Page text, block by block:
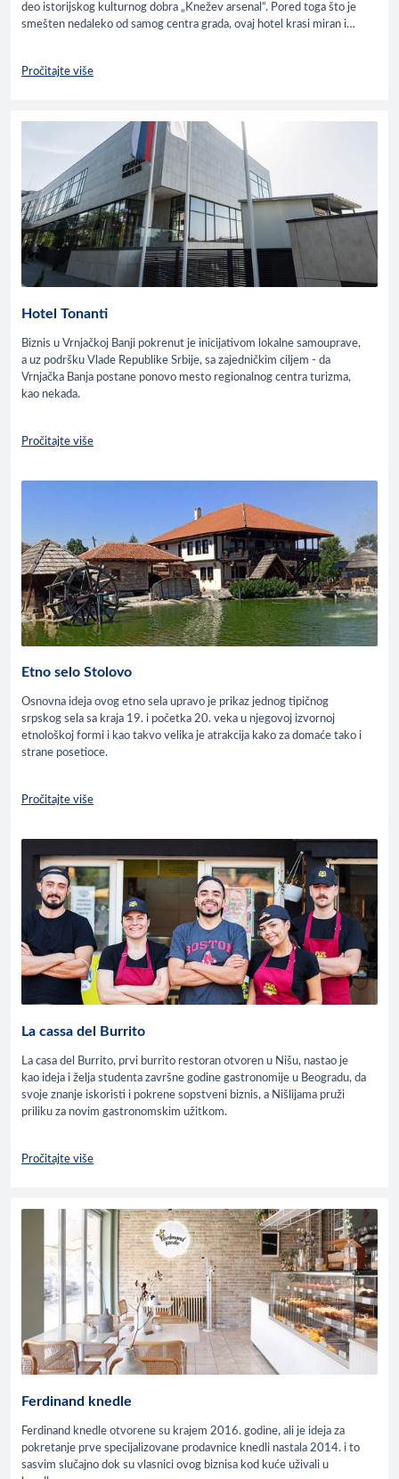
deo istorijskog kulturnog dobra „Knežev arsenal“. Pored toga što je
smešten nedaleko od samog centra grada, ovaj hotel krasi miran i
Pročitajte više
Hotel Tonanti
Biznis u Vrnjačkoj Banji pokrenut je inicijativom lokalne samouprave,
a uz podršku Vlade Republike Srbije, sa zajedničkim ciljem - da
Vrnjačka Banja postane ponovo mesto regionalnog centra turizma,
kao nekada.
Pročitajte više
Etno selo Stolovo
Osnovna ideja ovog etno sela upravo je prikaz jednog tipičnog
srpskog sela sa kraja 19. i početka 20. veka u njegovoj izvornoj
etnološkoj formi i kao takvo velika je atrakcija kako za domaće tako i
strane posetioce.
Pročitajte više
La cassa del Burrito
La casa del Burrito, prvi burrito restoran otvoren u Nišu, nastao je
kao ideja i želja studenta završne godine gastronomije u Beogradu, da
svoje znanje iskoristi i pokrene sopstveni biznis, a Nišlijama pruži
priliku za novim gastronomskim užitkom.
Pročitajte više
Ferdinand knedle
Ferdinand knedle otvorene su krajem 2016. godine, ali je ideja za
pokretanje prve specijalizovane prodavnice knedli nastala 2014. i to
sasvim slučajno dok su vlasnici ovog biznisa kod kuće uživali u